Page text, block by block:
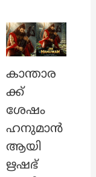
കാന്താര
ക്ക്
ശേഷം
ഹനുമാൻ
ആയി
ഋഷഭ്